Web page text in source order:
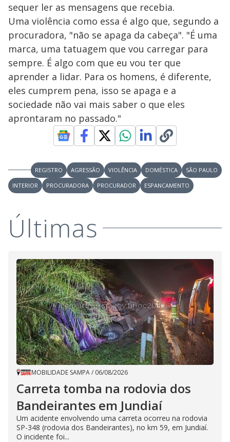
sequer ler as mensagens que recebia.
Uma violência como essa é algo que, segundo a
procuradora, "não se apaga da cabeça". "É uma
marca, uma tatuagem que vou carregar para
sempre. É algo com que eu vou ter que
aprender a lidar. Para os homens, é diferente,
eles cumprem pena, isso se apaga e a
sociedade não vai mais saber o que eles
aprontaram no passado."
REGISTRO AGRESSÃO VIOLÊNCIA DOMÉSTICA
SÃO PAULO
INTERIOR
PROCURADORA PROCURADOR ESPANCAMENTO
Últimas
MOBILIDADE SAMPA/ 06/08/2026
Carreta tomba na rodovia dos
Bandeirantes em Jundiaí
Um acidente envolvendo uma carreta ocorreu na rodovia
SP-348 (rodovia dos Bandeirantes), no km 59, em Jundiaí.
O incidente foi...